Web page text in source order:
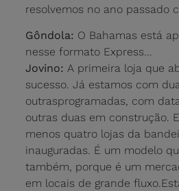
resolvemos no ano passado
Gôndola: O Bahamas está
nesse formato Express…
Jovino: A primeira loja que
sucesso. Já estamos com
outrasprogramadas, com
outras duas em construção.
menos quatro lojas da
inauguradas. É um modelo
também, porque é um
em locais de grande